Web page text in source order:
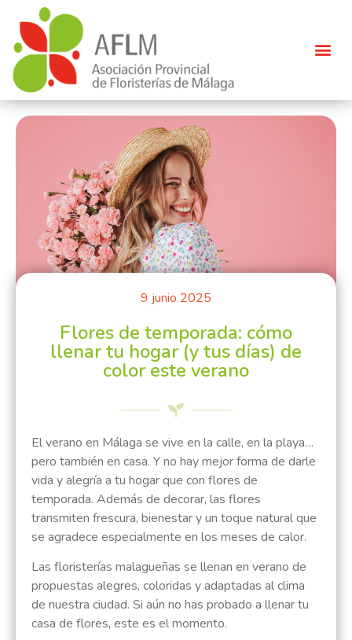
9 junio 2025
Flores de temporada: cómo
llenar tu hogar (y tus días) de
color este verano
El verano en Málaga se vive en la calle, en la playa…
pero también en casa. Y no hay mejor forma de darle
vida y alegría a tu hogar que con flores de
temporada. Además de decorar, las flores
transmiten frescura, bienestar y un toque natural que
se agradece especialmente en los meses de calor.
Las floristerías malagueñas se llenan en verano de
propuestas alegres, coloridas y adaptadas al clima
de nuestra ciudad. Si aún no has probado a llenar tu
casa de flores, este es el momento.